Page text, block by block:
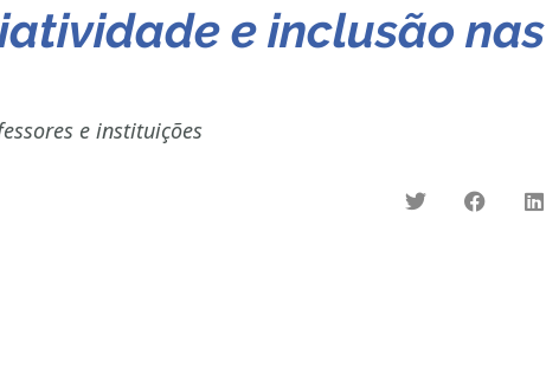
e inclusão nas
e instituições